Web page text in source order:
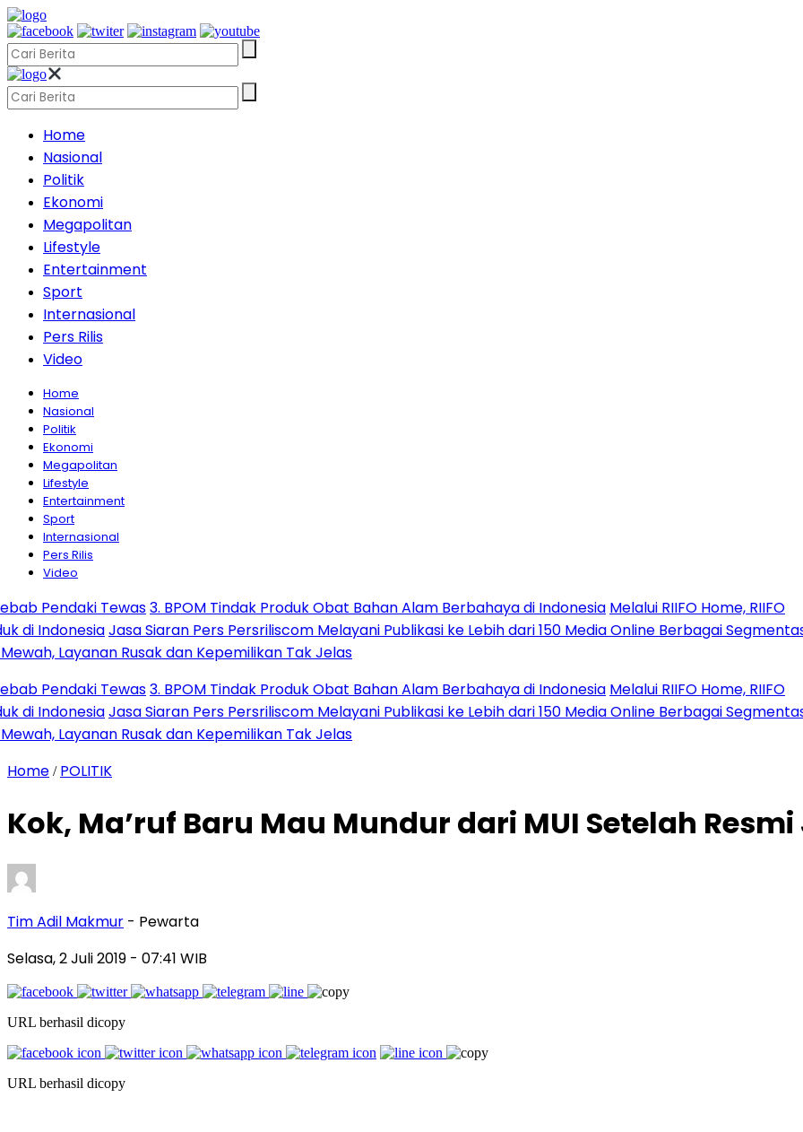
Home
Nasional
Politik
Ekonomi
Megapolitan
Lifestyle
Entertainment
Sport
Internasional
Pers Rilis
Video
Home
Nasional
Politik
Ekonomi
Megapolitan
Lifestyle
Entertainment
Sport
Internasional
Pers Rilis
Video
Pendaki Tewas3. BPOM Tindak Produk Obat Bahan Alam Berbahaya di IndonesiaMelalui RIIFO Home, RIIFO
IndonesiaJasa Siaran Pers Persriliscom Melayani Publikasi ke Lebih dari 150 Media Online Berbagai Segmentasi
Layanan Rusak dan Kepemilikan Tak Jelas
Pendaki Tewas3. BPOM Tindak Produk Obat Bahan Alam Berbahaya di IndonesiaMelalui RIIFO Home, RIIFO
IndonesiaJasa Siaran Pers Persriliscom Melayani Publikasi ke Lebih dari 150 Media Online Berbagai Segmentasi
Layanan Rusak dan Kepemilikan Tak Jelas
Home / POLITIK
Kok, Ma’ruf Baru Mau Mundur dari MUI Setelah
Tim Adil Makmur - Pewarta
Selasa, 2 Juli 2019 - 07:41 WIB
URL berhasil dicopy
URL berhasil dicopy